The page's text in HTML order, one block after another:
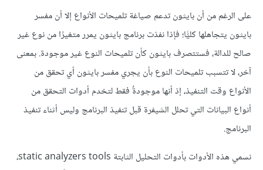
على الرغم من أن بايثون تدعم صياغة تلميحات الأنواع إلا أن مفسر
بايثون يتجاهلها كليًّا؛ فإذا نفذت برنامج بايثون يمرر متغيرًا من نوع غير
صالح للدالة، فستتصرف بايثون كأن تلميحات النوع غير موجودة. بمعنى
آخر، لا تتسبب تلميحات النوع بأن يجري مفسر بايثون أي تحقق من
الأنواع وقت التنفيذ، إذ أنها موجودةٌ فقط لتخدم أدوات التحقق من
أنواع البيانات التي تحلل الشيفرة قبل تنفيذ البرنامج وليس أثناء تنفيذ
البرنامج.
نسمي هذه الأدوات بأدوات التحليل الثابتة static analyzers tools،